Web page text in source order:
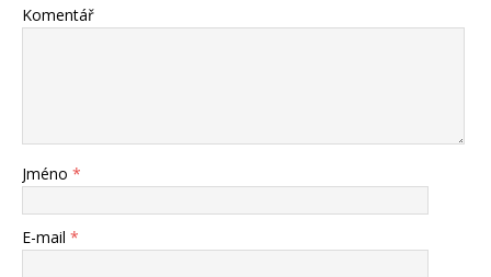
Komentář
Jméno *
E-mail *